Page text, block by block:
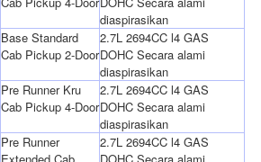
diaspirasikan
Base Standard
Cab Pickup 2-Door
2.7L 2694CC l4 GAS
DOHC Secara alami
diaspirasikan
Pre Runner Kru
Cab Pickup 4-Door
2.7L 2694CC l4 GAS
DOHC Secara alami
diaspirasikan
Pre Runner
2.7L 2694CC l4 GAS